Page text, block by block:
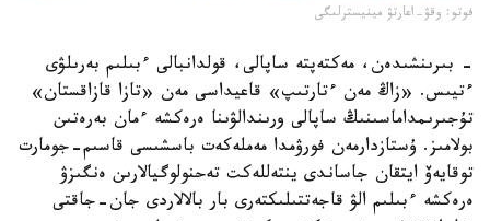
فوتو: وقۋ-اعارتۋ مينيسترلىگى
- بىرىنشىدەن، مەكتەپتە ساپالى، قولدانبالى ءبىلىم بەرىلۋى
ءتيىس. «زاڭ مەن ءتارتىپ» قاعيداسى مەن «تازا قازاقستان»
تۇجىرىمداماسىنىڭ ساپالى ورىندالۋىنا ەرەكشە ءمان بەرەتىن
بولامىز. ۇستازدارمەن فورۋمدا مەملەكەت باسشىسى قاسىم-جومارت
توقايەۆ ايتقان جاساندى ينتەللەكت تەحنولوگيالارىن ەنگىزۋ
ەرەكشە ءبىلىم الۋ قاجەتتىلىكتەرى بار بالالاردى جان-جاقتى